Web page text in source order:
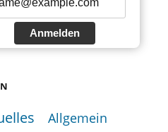
Anmelden
Allgemein